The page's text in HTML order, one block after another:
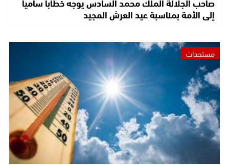
إلى الأمة بمناسبة عيد العرش المجيد
مستجدات